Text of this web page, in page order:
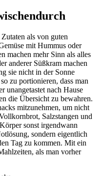
als von guten
mit Hummus oder
machen mehr Sinn als alles
anderer Süßkram machen
sie nicht in der Sonne
zu portionieren, dass man
unangetastet nach Hause
die Übersicht zu bewahren.
mitzunehmen, um nicht
Salzstangen und
sonst irgendwann
sondern eigentlich
Tag zu kommen. Mit ein
als man vorher